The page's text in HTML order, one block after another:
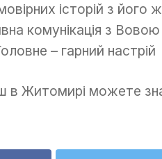
історій з його
комунікація з
– гарний настрій
в Житомирі можете